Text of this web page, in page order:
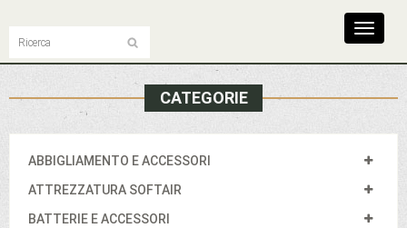
Toggle
CATEGORIE
ABBIGLIAMENTO E ACCESSORI
ATTREZZATURA SOFTAIR
BATTERIE E ACCESSORI